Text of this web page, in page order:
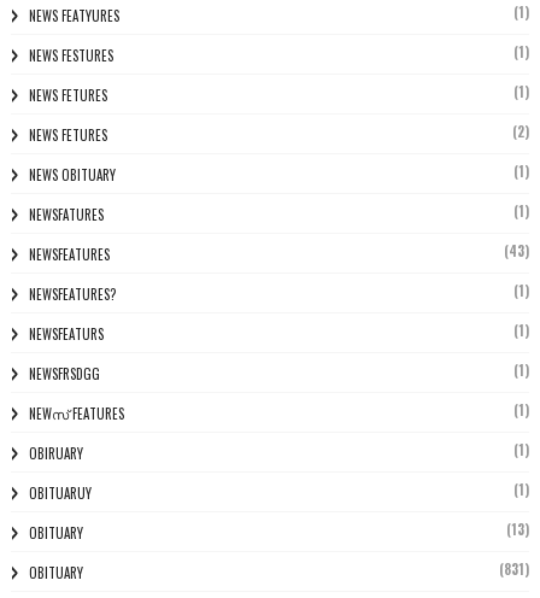
NEWS FEATYURES (1)
NEWS FESTURES (1)
NEWS FETURES (1)
NEWS FETURES (2)
NEWS OBITUARY (1)
NEWSFATURES (1)
NEWSFEATURES (43)
NEWSFEATURES? (1)
NEWSFEATURS (1)
NEWSFRSDGG (1)
NEWസ് FEATURES (1)
OBIRUARY (1)
OBITUARUY (1)
OBITUARY (13)
OBITUARY (831)